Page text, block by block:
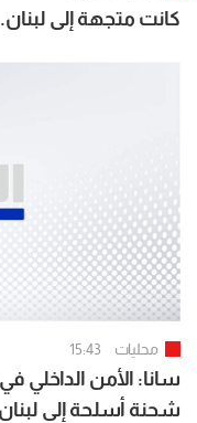
كانت متجهة إلى
محليات 15:43
سانا: الأمن
شحنة أسلحة إلى